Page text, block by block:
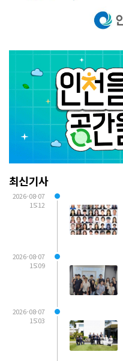
최신기사
2026-08-07
15:12
2026-08-07
15:09
2026-08-07
15:03